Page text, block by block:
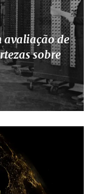
avaliação de
sobre